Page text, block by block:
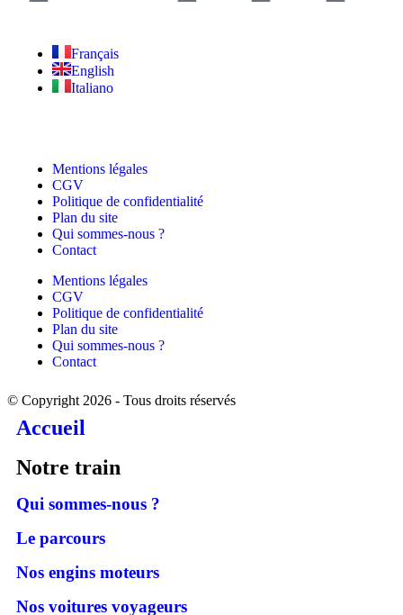
Français
English
Italiano
Mentions légales
CGV
Politique de confidentialité
Plan du site
Qui sommes-nous ?
Contact
Mentions légales
CGV
Politique de confidentialité
Plan du site
Qui sommes-nous ?
Contact
© Copyright 2026 - Tous droits réservés
Accueil
Notre train
Qui sommes-nous ?
Le parcours
Nos engins moteurs
Nos voitures voyageurs